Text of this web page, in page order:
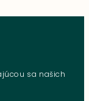
sa našich